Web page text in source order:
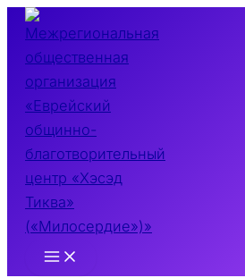
Перейти
содержимому
Main